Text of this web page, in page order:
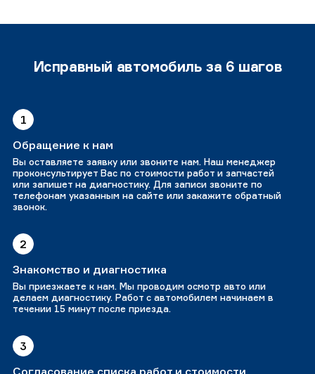
Исправный автомобиль за 6 шагов
1
Обращение к нам
Вы оставляете заявку или звоните нам. Наш менеджер
проконсультирует Вас по стоимости работ и запчастей
или запишет на диагностику. Для записи звоните по
телефонам указанным на сайте или закажите обратный
звонок.
2
Знакомство и диагностика
Вы приезжаете к нам. Мы проводим осмотр авто или
делаем диагностику. Работ с автомобилем начинаем в
течении 15 минут после приезда.
3